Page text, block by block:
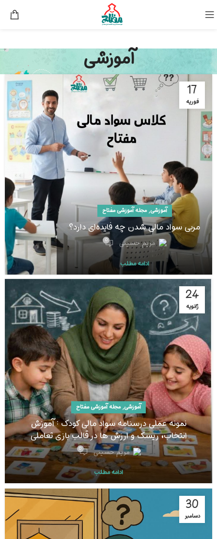
آموزشی
17
فوریه
آموزشی,مجله آموزشی مفتاح
مربی سواد مالی شدن چه فایده‌ای دارد؟
مریم حسینی 0
ادامه مطلب
24
ژانویه
آموزشی,مجله آموزشی مفتاح
نمونه عملی درسنامه سواد مالی کودک : آموزش
انتخاب، ریسک و ارزش ها در قالب بازی تعاملی
مریم حسینی 0
ادامه مطلب
30
دسامبر